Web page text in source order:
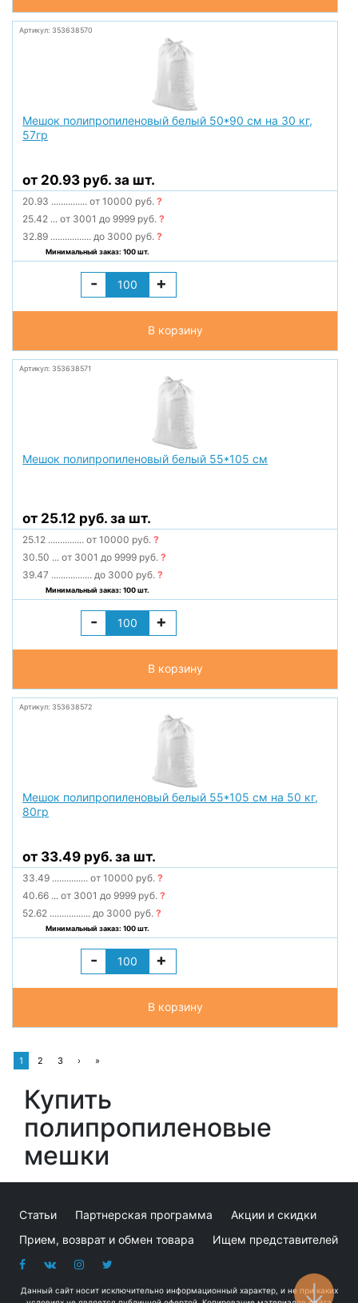
Артикул: 353638570
Мешок полипропиленовый белый 50*90 см на 30 кг,
57гр
от 20.93 руб. за шт.
20.93 ............... от 10000 руб.?
25.42 ... от 3001 до 9999 руб.?
32.89 ................. до 3000 руб.?
Минимальный заказ: 100 шт.
- +
В корзину
Артикул: 353638571
Мешок полипропиленовый белый 55*105 см
от 25.12 руб. за шт.
25.12 ............... от 10000 руб.?
30.50 ... от 3001 до 9999 руб.?
39.47 ................. до 3000 руб.?
Минимальный заказ: 100 шт.
- +
В корзину
Артикул: 353638572
Мешок полипропиленовый белый 55*105 см на 50 кг,
80гр
от 33.49 руб. за шт.
33.49 ............... от 10000 руб.?
40.66 ... от 3001 до 9999 руб.?
52.62 ................. до 3000 руб.?
Минимальный заказ: 100 шт.
- +
В корзину
1 2 3 › »
Купить
полипропиленовые
мешки
Статьи Партнерская программа
Акции и скидки
Прием, возврат и обмен товара
Ищем представителей
Данный сайт носит исключительно информационный характер, и не при каких